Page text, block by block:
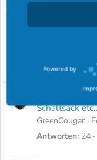
Suche Motor
MY C - Biete
Antworten
Biete Hilfe
Schaltsack
GreenCougar
Antworten 24
Powered by